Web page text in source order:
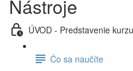
Nástroje
ÚVOD - Predstavenie
Čo sa naučíte